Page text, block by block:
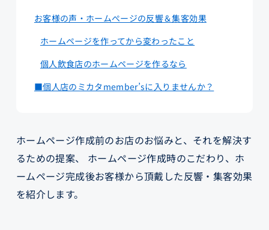
お客様の声・ホームぺージの反響＆集客効果
ホームページを作ってから変わったこと
個人飲食店のホームページを作るなら
■個人店のミカタmember’sに入りませんか？
ホームページ作成前のお店のお悩みと、それを解決す
るための提案、 ホームページ作成時のこだわり、ホ
ームページ完成後お客様から頂戴した反響・集客効果
を紹介します。